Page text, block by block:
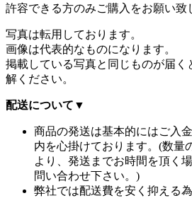
許容できる方のみご購入をお願い致
写真は転用しております。
画像は代表的なものになります。
掲載している写真と同じものが届く
解ください。
配送について ▼
商品の発送は基本的にはご入
内を心掛けております。(数量
より、発送までお時間を頂く
問い合わせ下さい。)
弊社では配送費を安く抑える